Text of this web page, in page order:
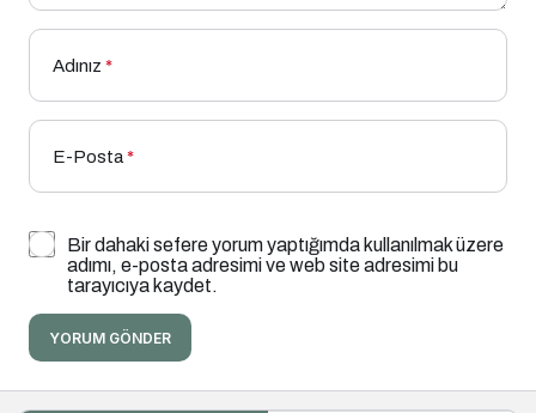
Adınız *
E-Posta*
Bir dahaki sefere yorum yaptığımda kullanılmak üzere
adımı, e-posta adresimi ve web site adresimi bu
tarayıcıya kaydet.
YORUM GÖNDER